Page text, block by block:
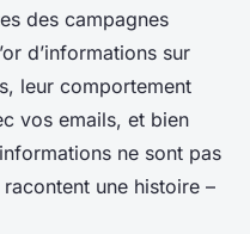
des campagnes
d’informations sur
leur comportement
vos emails, et bien
ne sont pas
une histoire –